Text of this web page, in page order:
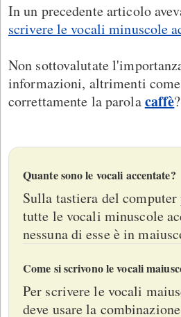
In un precedente articolo
scrivere le vocali minuscole
Non sottovalutate
informazioni, altrimenti
correttamente la parolacaffè?
Quante sono le vocali accentate?
Sulla tastiera del
tutte le vocali minuscole
nessuna di esse è in
Come si scrivono le vocali
Per scrivere le vocali
deve usare la